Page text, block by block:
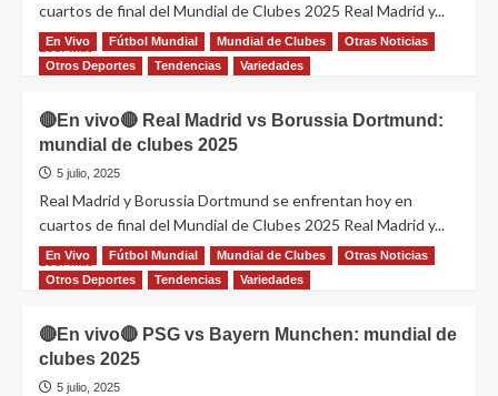
cuartos de final del Mundial de Clubes 2025 Real Madrid y...
Leer más
En Vivo Fútbol Mundial Mundial de Clubes
Otras Noticias
Otros Deportes
Tendencias Variedades
🔴En vivo🔴 Real Madrid vs Borussia Dortmund:
mundial de clubes 2025
5 julio, 2025
Real Madrid y Borussia Dortmund se enfrentan hoy en
cuartos de final del Mundial de Clubes 2025 Real Madrid y...
Leer más
En Vivo Fútbol Mundial Mundial de Clubes
Otras Noticias
Otros Deportes
Tendencias Variedades
🔴En vivo🔴 PSG vs Bayern Munchen: mundial de
clubes 2025
5 julio, 2025